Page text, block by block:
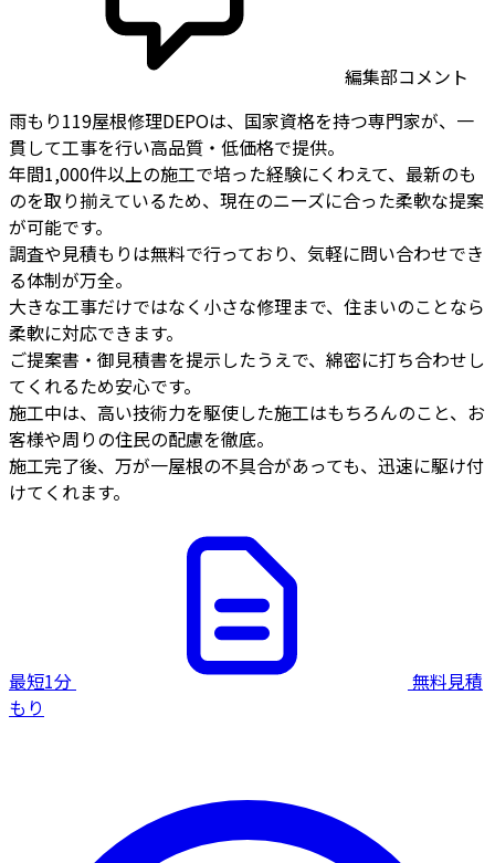
編集部コメント
雨もり119屋根修理DEPOは、国家資格を持つ専門家が、一
貫して工事を行い高品質・低価格で提供。
年間1,000件以上の施工で培った経験にくわえて、最新のも
のを取り揃えているため、現在のニーズに合った柔軟な提案
が可能です。
調査や見積もりは無料で行っており、気軽に問い合わせでき
る体制が万全。
大きな工事だけではなく小さな修理まで、住まいのことなら
柔軟に対応できます。
ご提案書・御見積書を提示したうえで、綿密に打ち合わせし
てくれるため安心です。
施工中は、高い技術力を駆使した施工はもちろんのこと、お
客様や周りの住民の配慮を徹底。
施工完了後、万が一屋根の不具合があっても、迅速に駆け付
けてくれます。
最短1分
無料見積
もり